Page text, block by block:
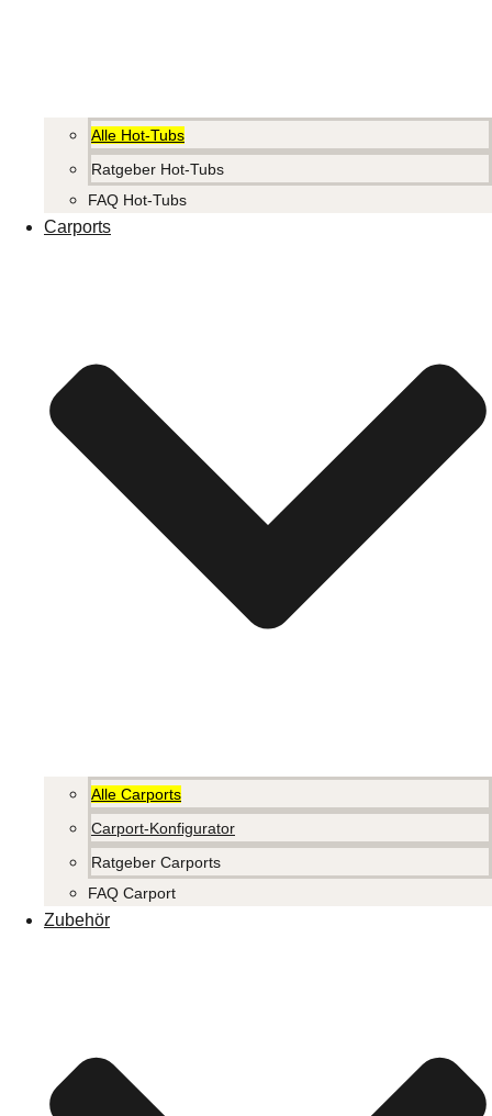
Alle Hot-Tubs
Ratgeber Hot-Tubs
FAQ Hot-Tubs
Carports
Alle Carports
Carport-Konfigurator
Ratgeber Carports
FAQ Carport
Zubehör